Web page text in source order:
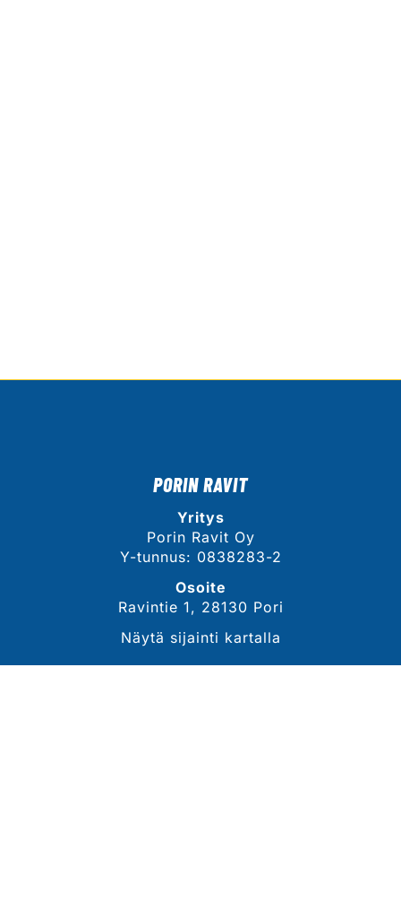
PORIN RAVIT
Yritys
Porin Ravit Oy
Y-tunnus: 0838283-2
Osoite
Ravintie 1, 28130 Pori
Näytä sijainti kartalla